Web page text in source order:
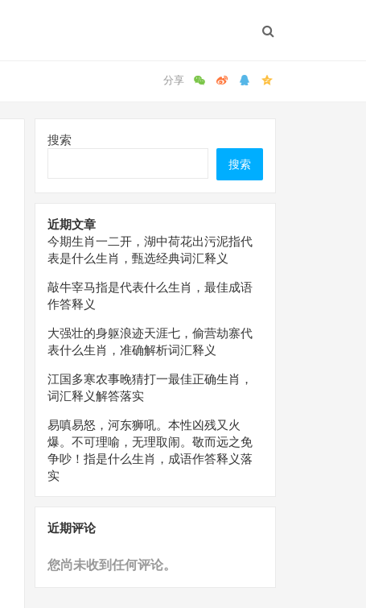
搜索
搜索
近期文章
今期生肖一二开，湖中荷花出污泥指代
表是什么生肖，甄选经典词汇释义
敲牛宰马指是代表什么生肖，最佳成语
作答释义
大强壮的身躯浪迹天涯七，偷营劫寨代
表什么生肖，准确解析词汇释义
江国多寒农事晚猜打一最佳正确生肖，
词汇释义解答落实
易嗔易怒，河东狮吼。本性凶残又火
爆。不可理喻，无理取闹。敬而远之免
争吵！指是什么生肖，成语作答释义落
实
近期评论
您尚未收到任何评论。